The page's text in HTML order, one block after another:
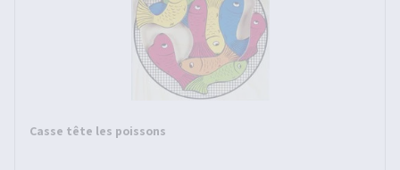
Casse tête les poissons